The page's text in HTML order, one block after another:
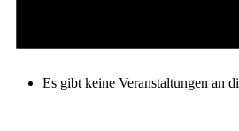
Es gibt keine Veranstaltungen an